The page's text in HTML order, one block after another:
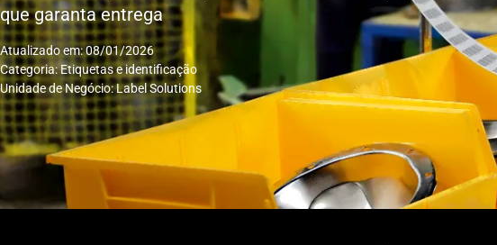
que garanta entrega
Atualizado em: 08/01/2026
Categoria:Etiquetas e identificação
Unidade de Negócio:Label Solutions